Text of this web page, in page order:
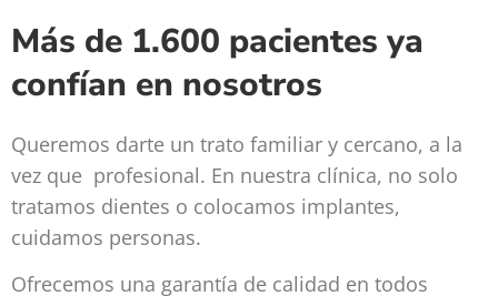
Más de 1.600 pacientes ya
confían en nosotros
Queremos darte un trato familiar y cercano, a la
vez que profesional. En nuestra clínica, no solo
tratamos dientes o colocamos implantes,
cuidamos personas.
Ofrecemos una garantía de calidad en todos